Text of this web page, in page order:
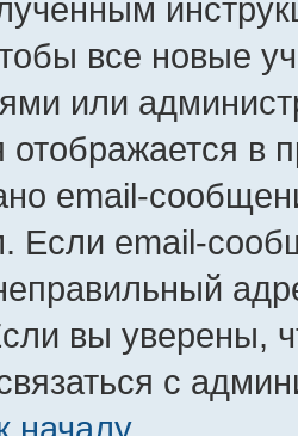
все новые
или
в
email-
Если email-
вы уверены,
с
началу